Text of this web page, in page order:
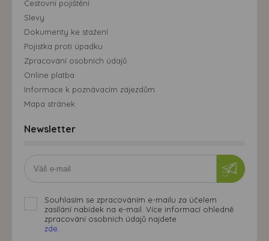
Cestovní pojištění
Slevy
Dokumenty ke stažení
Pojistka proti úpadku
Zpracování osobních údajů
Online platba
Informace k poznávacím zájezdům
Mapa stránek
Newsletter
Souhlasím se zpracováním e-mailu za účelem
zasílání nabídek na e-mail. Více informací ohledně
zpracování osobních údajů najdete
zde.